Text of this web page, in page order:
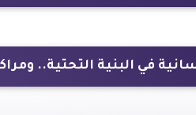
في البنية التحتية..